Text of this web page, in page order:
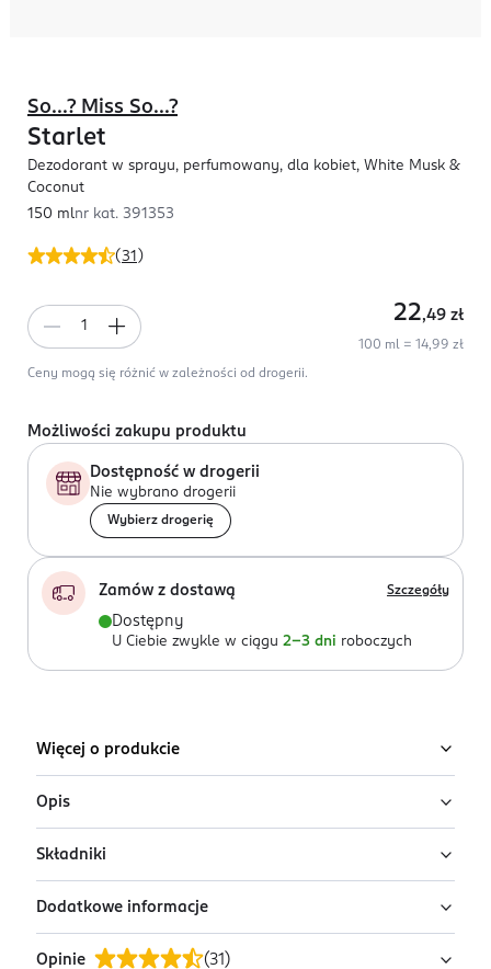
(31 )
So...? Miss So...?
Starlet
Dezodorant w sprayu, perfumowany, dla kobiet, White Musk &
Coconut
150 mlnr kat. 391353
22,49 zł
100 ml = 14,99 zł
Ceny mogą się różnić w zależności od drogerii.
Możliwości zakupu produktu
Dostępność w drogerii
Nie wybrano drogerii
Wybierz drogerię
Zamów z dostawą Szczegóły
Dostępny
U Ciebie zwykle w ciągu 2-3 dni roboczych
Więcej o produkcie
Opis
Miss So…? Starlet perfumowany dezodorant do ciała.
Zapach dodaje pewności siebie i podkreśla osobowość.
Łączy w sobie kuszącą słodycz truskawki z
energetyczną mandarynką i kokosem w nucie głowy.
Składniki
Ingredients: : ALCOHOL DENAT., LINALOOL, BENZYL
SALICYLATE, LIMONENE, COUMARIN.
Dodatkowe informacje
PRZYGOTOWANIE I STOSOWANIE
Opinie (31 )